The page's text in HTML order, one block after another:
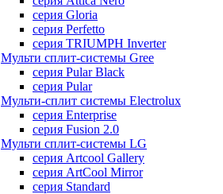
серия Gloria
серия Perfetto
серия TRIUMPH Inverter
Мульти сплит-системы Gree
серия Pular Black
серия Pular
Мульти-сплит системы Electrolux
серия Enterprise
серия Fusion 2.0
Мульти сплит-системы LG
серия Artcool Gallery
серия ArtCool Mirror
серия Standard